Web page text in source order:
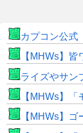
カプコン公式 UIデ
【MHWs】皆
ライズやサンブレイ
【MHWs】「モンハンワ
【MHWs】ゴールド